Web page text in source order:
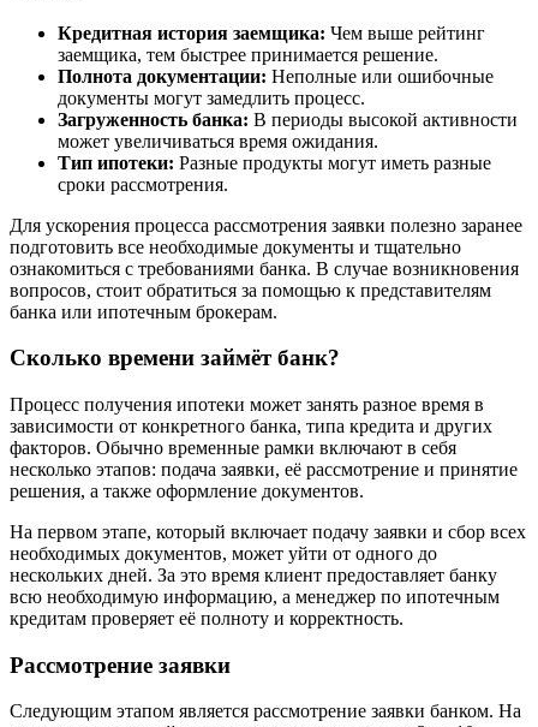
Кредитная история заемщика: Чем выше рейтинг
заемщика, тем быстрее принимается решение.
Полнота документации: Неполные или ошибочные
документы могут замедлить процесс.
Загруженность банка: В периоды высокой активности
может увеличиваться время ожидания.
Тип ипотеки: Разные продукты могут иметь разные
сроки рассмотрения.
Для ускорения процесса рассмотрения заявки полезно заранее
подготовить все необходимые документы и тщательно
ознакомиться с требованиями банка. В случае возникновения
вопросов, стоит обратиться за помощью к представителям
банка или ипотечным брокерам.
Сколько времени займёт банк?
Процесс получения ипотеки может занять разное время в
зависимости от конкретного банка, типа кредита и других
факторов. Обычно временные рамки включают в себя
несколько этапов: подача заявки, её рассмотрение и принятие
решения, а также оформление документов.
На первом этапе, который включает подачу заявки и сбор всех
необходимых документов, может уйти от одного до
нескольких дней. За это время клиент предоставляет банку
всю необходимую информацию, а менеджер по ипотечным
кредитам проверяет её полноту и корректность.
Рассмотрение заявки
Следующим этапом является рассмотрение заявки банком. На